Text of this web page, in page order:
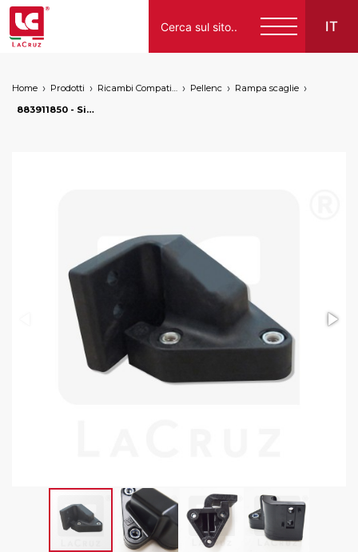
IT
Italiano
Home Prodotti Ricambi Compatibili per Vendemmiatrici a Marchio Pellenc
Rampa scaglie
883911850 - Silent block scaglia SX Pellenc post 2006, markets: []string{"A", "B", "AU"}